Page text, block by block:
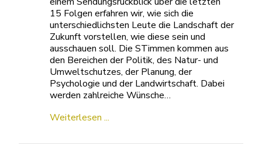
15 Folgen erfahren wir, wie sich die
unterschiedlichsten Leute die Landschaft der
Zukunft vorstellen, wie diese sein und
ausschauen soll. Die STimmen kommen aus
den Bereichen der Politik, des Natur- und
Umweltschutzes, der Planung, der
Psychologie und der Landwirtschaft. Dabei
werden zahlreiche Wünsche…
Weiterlesen ...